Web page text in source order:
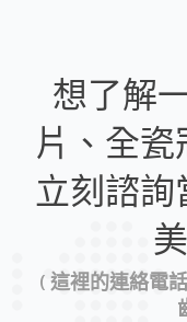
想了解
片、全瓷
立刻諮詢
( 這裡的連絡電